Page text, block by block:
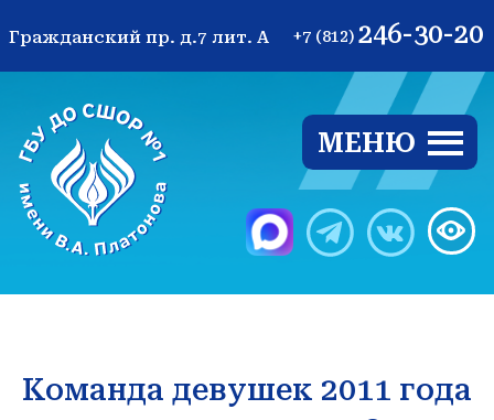
Гражданский пр. д.7 лит. А
Команда девушек 2011 года